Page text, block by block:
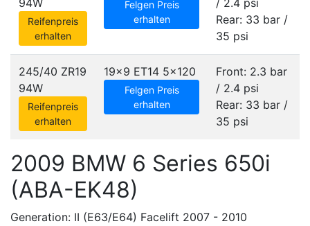
94W
Reifenpreis
erhalten
Felgen Preis
erhalten
/ 2.4 psi
Rear: 33 bar /
35 psi
245/40 ZR19
94W
Reifenpreis
erhalten
19x9 ET14 5x120
Felgen Preis
erhalten
Front: 2.3 bar
/ 2.4 psi
Rear: 33 bar /
35 psi
2009 BMW 6 Series 650i
(ABA-EK48)
Generation: II (E63/E64) Facelift 2007 - 2010